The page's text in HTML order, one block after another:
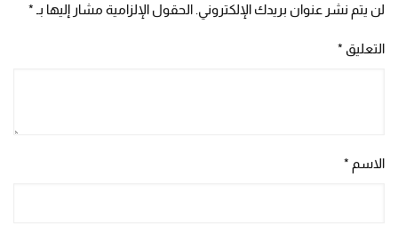
لن يتم نشر عنوان بريدك الإلكتروني. الحقول الإلزامية مشار إليها بـ *
التعليق *
الاسم *